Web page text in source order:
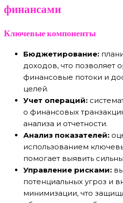
финансами
Ключевые компоненты
Бюджетирование:
доходов, что позволяет
финансовые потоки и
целей.
Учет операций:
о финансовых
анализа и отчетности.
Анализ показателей:
использованием
помогает выявить
Управление рисками:
потенциальных угроз и
минимизации, что